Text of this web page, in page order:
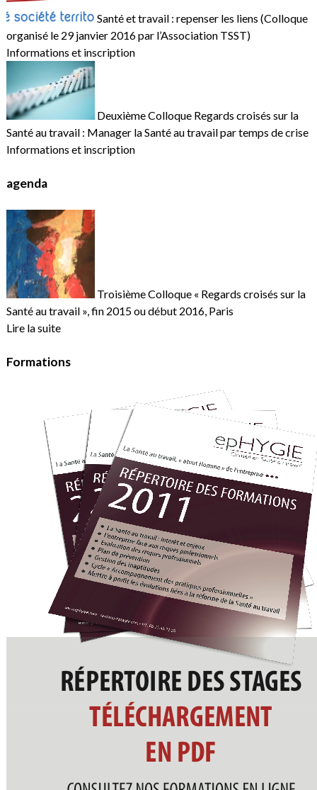
Santé et travail : repenser les liens (Colloque
organisé le 29 janvier 2016 par l’Association TSST)
Informations et inscription
Deuxième Colloque Regards croisés sur la
Santé au travail : Manager la Santé au travail par temps de crise
Informations et inscription
agenda
Troisième Colloque « Regards croisés sur la
Santé au travail », fin 2015 ou début 2016, Paris
Lire la suite
Formations